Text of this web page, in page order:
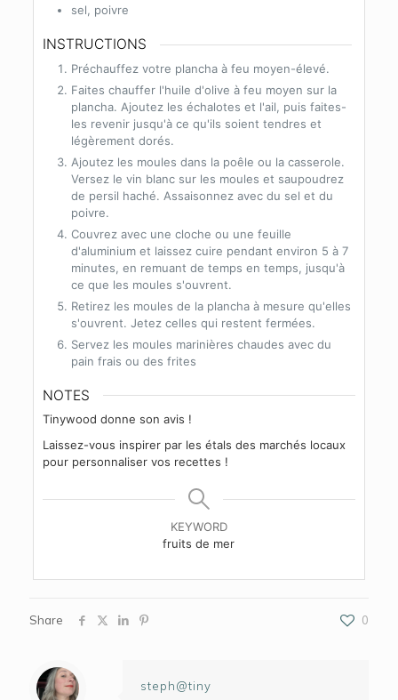
sel, poivre
INSTRUCTIONS
Préchauffez votre plancha à feu moyen-élevé.
Faites chauffer l'huile d'olive à feu moyen sur la
plancha. Ajoutez les échalotes et l'ail, puis faites-
les revenir jusqu'à ce qu'ils soient tendres et
légèrement dorés.
Ajoutez les moules dans la poêle ou la casserole.
Versez le vin blanc sur les moules et saupoudrez
de persil haché. Assaisonnez avec du sel et du
poivre.
Couvrez avec une cloche ou une feuille
d'aluminium et laissez cuire pendant environ 5 à 7
minutes, en remuant de temps en temps, jusqu'à
ce que les moules s'ouvrent.
Retirez les moules de la plancha à mesure qu'elles
s'ouvrent. Jetez celles qui restent fermées.
Servez les moules marinières chaudes avec du
pain frais ou des frites
NOTES
Tinywood donne son avis !
Laissez-vous inspirer par les étals des marchés locaux
pour personnaliser vos recettes !
KEYWORD
fruits de mer
Share 0
steph@tiny